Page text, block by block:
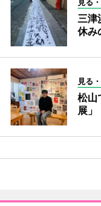
見る
三津
休み
見る
松山
展」